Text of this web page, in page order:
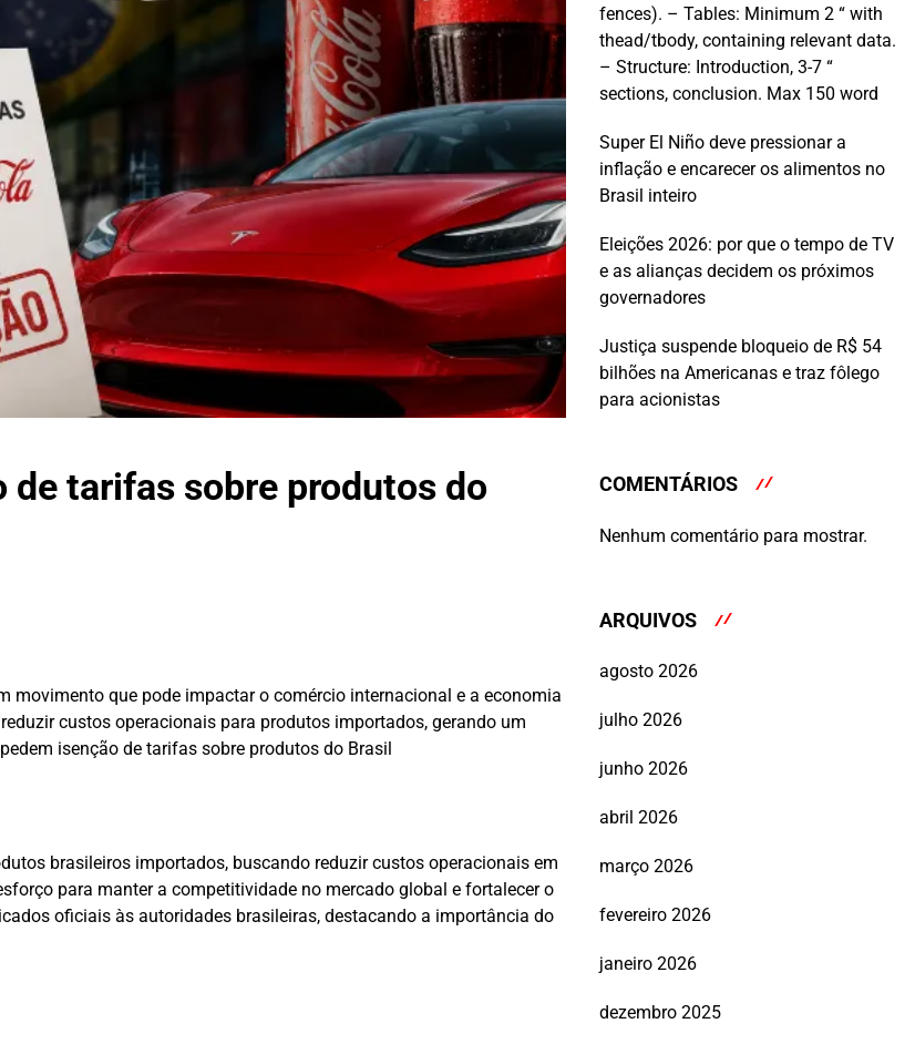
de tarifas sobre produtos do
movimento que pode impactar o comércio internacional e a economia
custos operacionais para produtos importados, gerando um
isenção de tarifas sobre produtos do Brasil
brasileiros importados, buscando reduzir custos operacionais em
para manter a competitividade no mercado global e fortalecer o
oficiais às autoridades brasileiras, destacando a importância do
fences). – Tables: Minimum 2 “ with
thead/tbody, containing relevant data.
– Structure: Introduction, 3-7 “
sections, conclusion. Max 150 word
Super El Niño deve pressionar a
inflação e encarecer os alimentos no
Brasil inteiro
Eleições 2026: por que o tempo de TV
e as alianças decidem os próximos
governadores
Justiça suspende bloqueio de R$ 54
bilhões na Americanas e traz fôlego
para acionistas
COMENTÁRIOS
Nenhum comentário para mostrar.
ARQUIVOS
agosto 2026
julho 2026
junho 2026
abril 2026
março 2026
fevereiro 2026
janeiro 2026
dezembro 2025